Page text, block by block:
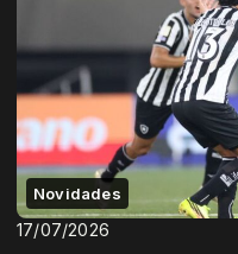
Novidades
17/07/2026